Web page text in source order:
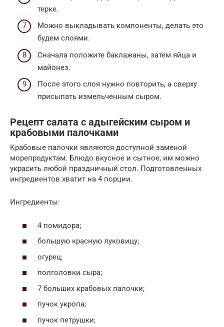
терке.
Можно выкладывать компоненты, делать это
будем слоями.
Сначала положите баклажаны, затем яйца и
майонез.
После этого слоя нужно повторить, а сверху
присыпать измельченным сыром.
Рецепт салата с адыгейским сыром и
крабовыми палочками
Крабовые палочки являются доступной заменой
морепродуктам. Блюдо вкусное и сытное, им можно
украсить любой праздничный стол. Подготовленных
ингредиентов хватит на 4 порции.
Ингредиенты:
4 помидора;
большую красную луковицу;
огурец;
полголовки сыра;
7 больших крабовых палочки;
пучок укропа;
пучок петрушки;